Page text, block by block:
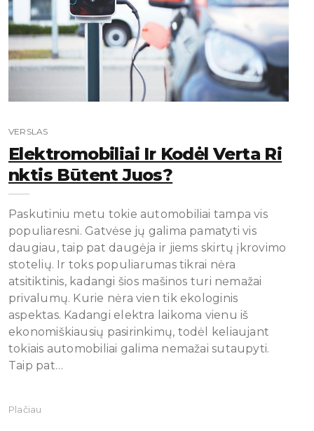
VERSLAS
Elektromobiliai Ir Kodėl Verta Ri
Nktis Būtent Juos?
Paskutiniu metu tokie automobiliai tampa vis
populiaresni. Gatvėse jų galima pamatyti vis
daugiau, taip pat daugėja ir jiems skirtų įkrovimo
stotelių. Ir toks populiarumas tikrai nėra
atsitiktinis, kadangi šios mašinos turi nemažai
privalumų. Kurie nėra vien tik ekologinis
aspektas. Kadangi elektra laikoma vienu iš
ekonomiškiausių pasirinkimų, todėl keliaujant
tokiais automobiliai galima nemažai sutaupyti.
Taip pat…
Plačiau